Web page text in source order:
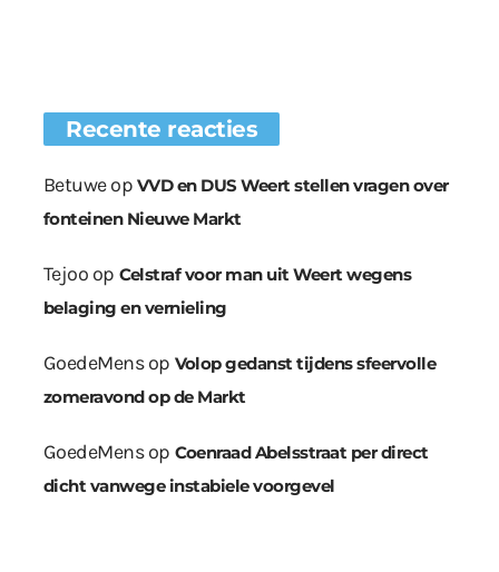
Recente reacties
Betuweop VVD en DUS Weert stellen vragen over
fonteinen Nieuwe Markt
Tejoo op Celstraf voor man uit Weert wegens
belaging en vernieling
GoedeMensop Volop gedanst tijdens sfeervolle
zomeravond op de Markt
GoedeMensop Coenraad Abelsstraat per direct
dicht vanwege instabiele voorgevel